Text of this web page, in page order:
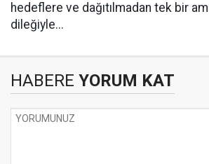
hedeflere ve dağıtılmadan tek bir
dileğiyle...
HABERE YORUM KAT